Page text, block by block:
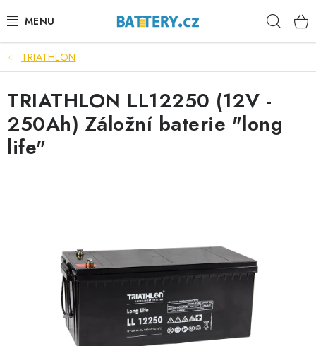
na
VÝHODNÉ SETY
SLUŽBY
AUTOBATERIE
BATERIOVÉ BOXY
POWERBANKY
TRIATHLON
TRIATHLON LL12250 (12V -
250Ah) Záložní baterie "long
life"